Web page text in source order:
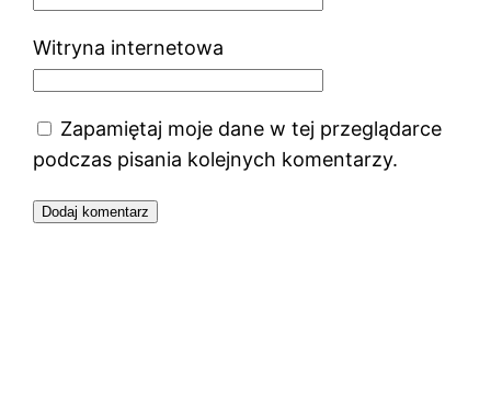
Witryna internetowa
Zapamiętaj moje dane w tej przeglądarce
podczas pisania kolejnych komentarzy.